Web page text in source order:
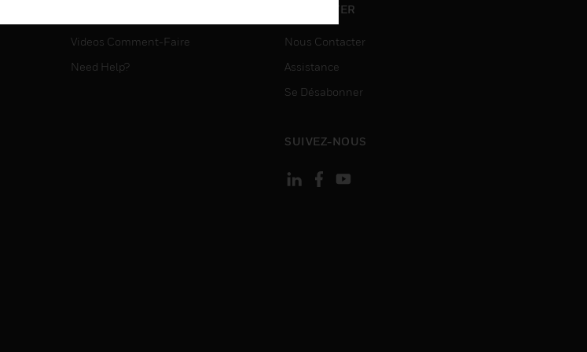
Videos Comment-Faire
Need Help?
CONTACTER
Nous Contacter
Assistance
Se Désabonner
SUIVEZ-NOUS